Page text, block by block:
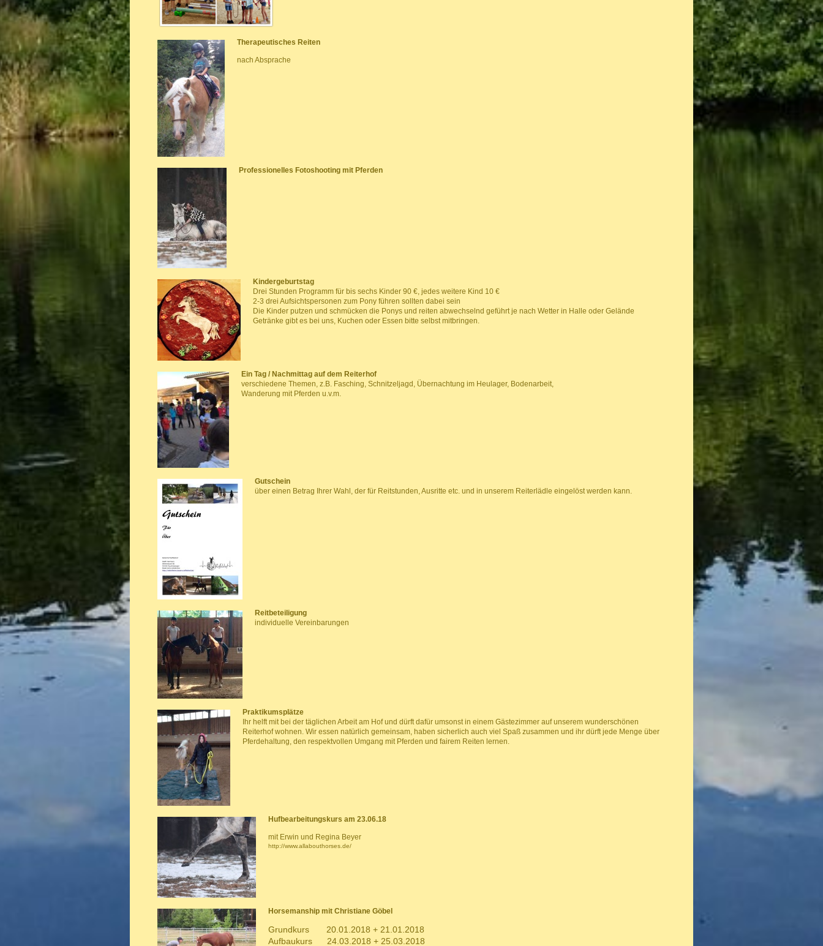
Therapeutisches Reiten
nach Absprache
Professionelles Fotoshooting mit Pferden
Kindergeburtstag
Drei Stunden Programm für bis sechs Kinder 90 €, jedes weitere Kind 10 €
2-3 drei Aufsichtspersonen zum Pony führen sollten dabei sein
Die Kinder putzen und schmücken die Ponys und reiten abwechselnd geführt je nach Wetter in Halle oder Gelände
Getränke gibt es bei uns, Kuchen oder Essen bitte selbst mitbringen.
Ein Tag / Nachmittag auf dem Reiterhof
verschiedene Themen, z.B. Fasching, Schnitzeljagd, Übernachtung im Heulager, Bodenarbeit,
Wanderung mit Pferden u.v.m.
Gutschein
über einen Betrag Ihrer Wahl, der für Reitstunden, Ausritte etc. und in unserem Reiterlädle eingelöst werden kann.
Reitbeteiligung
individuelle Vereinbarungen
Praktikumsplätze
Ihr helft mit bei der täglichen Arbeit am Hof und dürft dafür umsonst in einem Gästezimmer auf unserem wunderschönen
Reiterhof wohnen. Wir essen natürlich gemeinsam, haben sicherlich auch viel Spaß zusammen und ihr dürft jede Menge über
Pferdehaltung, den respektvollen Umgang mit Pferden und fairem Reiten lernen.
Hufbearbeitungskurs am 23.06.18
mit Erwin und Regina Beyer
http://www.allabouthorses.de/
Horsemanship mit Christiane Göbel
Grundkurs 20.01.2018 + 21.01.2018
Aufbaukurs 24.03.2018 + 25.03.2018